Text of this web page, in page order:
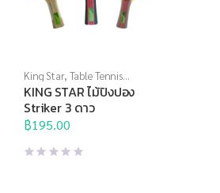
King Star, Table Tennis
Racket ,Thai Sports Brand
ปิงปอง,แร็กเก็ต
KING STAR ไม้ปิงปอง
Striker 3 ดาว
฿195.00